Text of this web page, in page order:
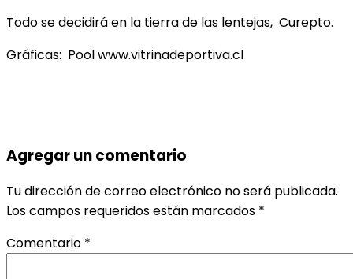
Todo se decidirá en la tierra de las lentejas, Curepto.
Gráficas: Pool www.vitrinadeportiva.cl
Agregar un comentario
Tu dirección de correo electrónico no será publicada.
Los campos requeridos están marcados *
Comentario *